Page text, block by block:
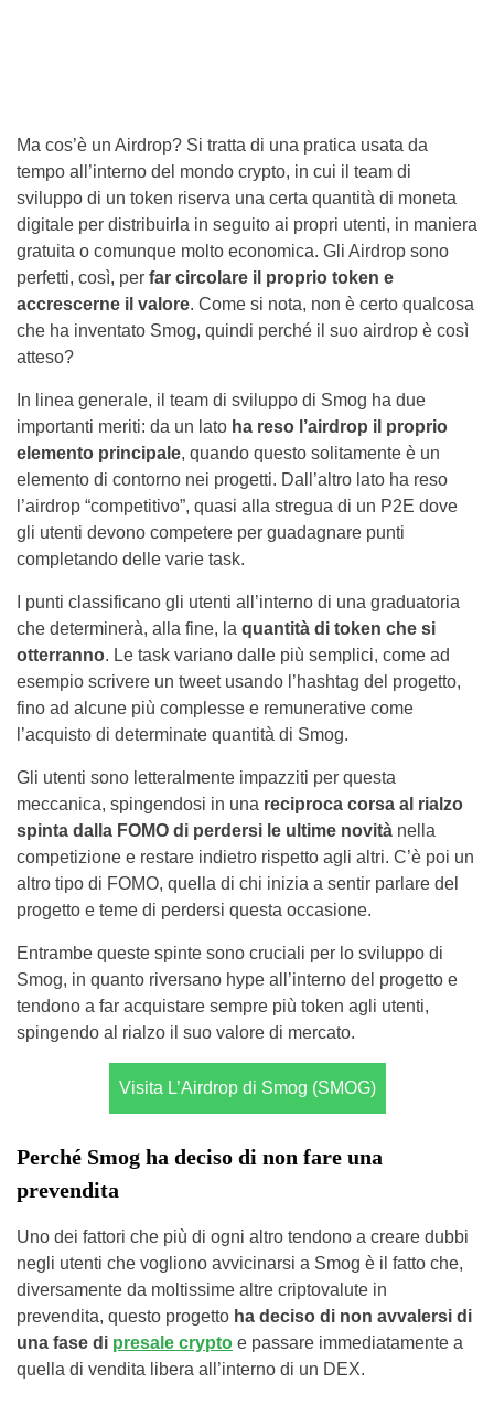
Ma cos’è un Airdrop? Si tratta di una pratica usata da
tempo all’interno del mondo crypto, in cui il team di
sviluppo di un token riserva una certa quantità di moneta
digitale per distribuirla in seguito ai propri utenti, in maniera
gratuita o comunque molto economica. Gli Airdrop sono
perfetti, così, per far circolare il proprio token e
accrescerne il valore. Come si nota, non è certo qualcosa
che ha inventato Smog, quindi perché il suo airdrop è così
atteso?
In linea generale, il team di sviluppo di Smog ha due
importanti meriti: da un lato ha reso l’airdrop il proprio
elemento principale, quando questo solitamente è un
elemento di contorno nei progetti. Dall’altro lato ha reso
l’airdrop “competitivo”, quasi alla stregua di un P2E dove
gli utenti devono competere per guadagnare punti
completando delle varie task.
I punti classificano gli utenti all’interno di una graduatoria
che determinerà, alla fine, la quantità di token che si
otterranno. Le task variano dalle più semplici, come ad
esempio scrivere un tweet usando l’hashtag del progetto,
fino ad alcune più complesse e remunerative come
l’acquisto di determinate quantità di Smog.
Gli utenti sono letteralmente impazziti per questa
meccanica, spingendosi in una reciproca corsa al rialzo
spinta dalla FOMO di perdersi le ultime novità nella
competizione e restare indietro rispetto agli altri. C’è poi un
altro tipo di FOMO, quella di chi inizia a sentir parlare del
progetto e teme di perdersi questa occasione.
Entrambe queste spinte sono cruciali per lo sviluppo di
Smog, in quanto riversano hype all’interno del progetto e
tendono a far acquistare sempre più token agli utenti,
spingendo al rialzo il suo valore di mercato.
Visita L’Airdrop di Smog (SMOG)
Perché Smog ha deciso di non fare una
prevendita
Uno dei fattori che più di ogni altro tendono a creare dubbi
negli utenti che vogliono avvicinarsi a Smog è il fatto che,
diversamente da moltissime altre criptovalute in
prevendita, questo progetto ha deciso di non avvalersi di
una fase di presale crypto e passare immediatamente a
quella di vendita libera all’interno di un DEX.